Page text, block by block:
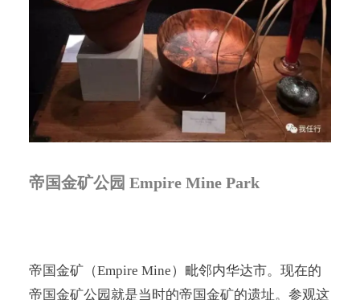
帝国金矿公园 Empire Mine Park
帝国金矿（Empire Mine）毗邻内华达市。现在的
帝国金矿公园就是当时的帝国金矿的遗址。参观这